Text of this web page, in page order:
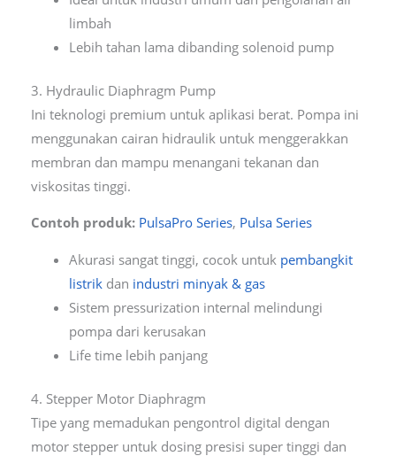
limbah
Lebih tahan lama dibanding solenoid pump
3. Hydraulic Diaphragm Pump
Ini teknologi premium untuk aplikasi berat. Pompa ini
menggunakan cairan hidraulik untuk menggerakkan
membran dan mampu menangani tekanan dan
viskositas tinggi.
Contoh produk: PulsaPro Series, Pulsa Series
Akurasi sangat tinggi, cocok untuk pembangkit
listrik dan industri minyak & gas
Sistem pressurization internal melindungi
pompa dari kerusakan
Life time lebih panjang
4. Stepper Motor Diaphragm
Tipe yang memadukan pengontrol digital dengan
motor stepper untuk dosing presisi super tinggi dan